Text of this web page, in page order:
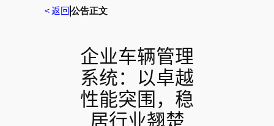
< 返回 公告正文
企业车辆管理
系统：以卓越
性能突围，稳
居行业翘楚